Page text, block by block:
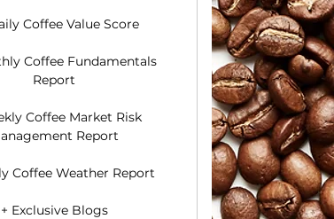
Coffee Value Score
Coffee Fundamentals
Report
Coffee Market Risk
Report
Coffee Weather Report
+ Exclusive Blogs